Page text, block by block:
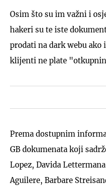
Osim što su im važni i
hakeri su te iste
prodati na dark webu
klijenti ne plate
Prema dostupnim
GB dokumenata koji
Lopez, Davida
Aguilere, Barbare